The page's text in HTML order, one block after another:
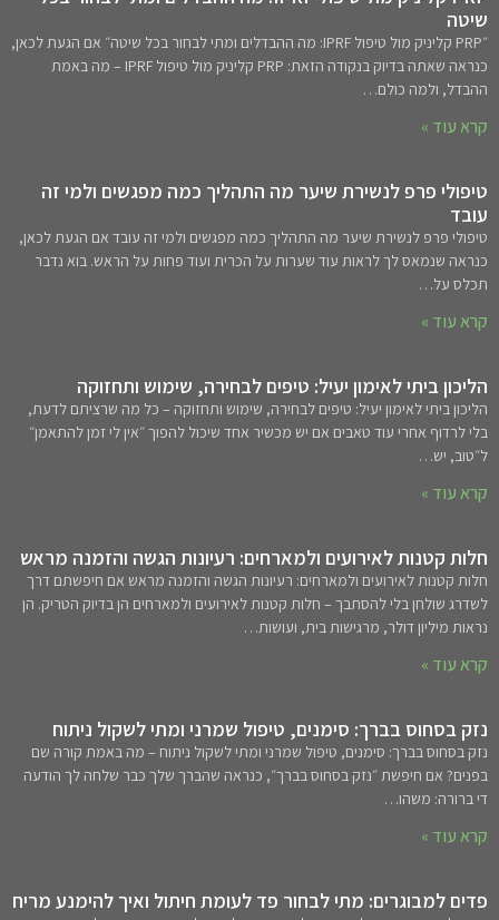
שיטה
״PRP קליניק מול טיפול IPRF: מה ההבדלים ומתי לבחור בכל שיטה״ אם הגעת לכאן,
כנראה שאתה בדיוק בנקודה הזאת: PRP קליניק מול טיפול IPRF – מה באמת
ההבדל, ולמה כולם…
קרא עוד »
טיפולי פרפ לנשירת שיער מה התהליך כמה מפגשים ולמי זה
עובד
טיפולי פרפ לנשירת שיער מה התהליך כמה מפגשים ולמי זה עובד אם הגעת לכאן,
כנראה שנמאס לך לראות עוד שערות על הכרית ועוד פחות על הראש. בוא נדבר
תכלס על…
קרא עוד »
הליכון ביתי לאימון יעיל: טיפים לבחירה, שימוש ותחזוקה
הליכון ביתי לאימון יעיל: טיפים לבחירה, שימוש ותחזוקה – כל מה שרציתם לדעת,
בלי לרדוף אחרי עוד טאבים אם יש מכשיר אחד שיכול להפוך ״אין לי זמן להתאמן״
ל״טוב, יש…
קרא עוד »
חלות קטנות לאירועים ולמארחים: רעיונות הגשה והזמנה מראש
חלות קטנות לאירועים ולמארחים: רעיונות הגשה והזמנה מראש אם חיפשתם דרך
לשדרג שולחן בלי להסתבך – חלות קטנות לאירועים ולמארחים הן בדיוק הטריק. הן
נראות מיליון דולר, מרגישות בית, ועושות…
קרא עוד »
נזק בסחוס בברך: סימנים, טיפול שמרני ומתי לשקול ניתוח
נזק בסחוס בברך: סימנים, טיפול שמרני ומתי לשקול ניתוח – מה באמת קורה שם
בפנים? אם חיפשת ״נזק בסחוס בברך״, כנראה שהברך שלך כבר שלחה לך הודעה
די ברורה: משהו…
קרא עוד »
פדים למבוגרים: מתי לבחור פד לעומת חיתול ואיך להימנע מריח